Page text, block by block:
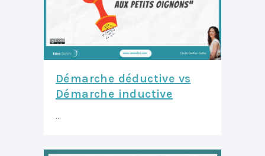
Démarche déductive vs
Démarche inductive
...